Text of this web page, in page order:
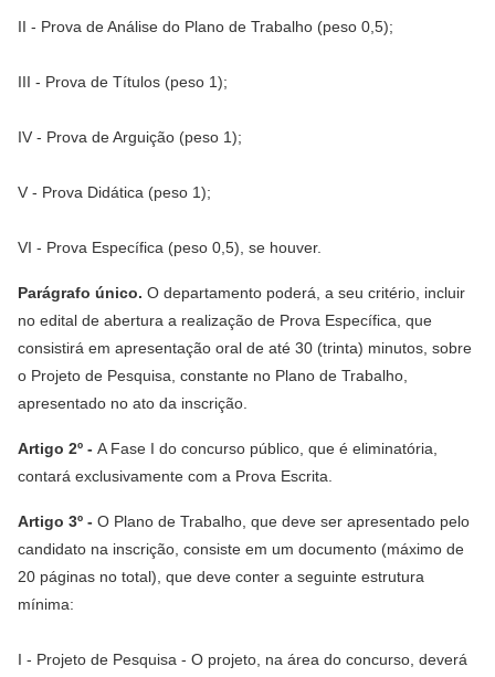
II - Prova de Análise do Plano de Trabalho (peso 0,5);
III - Prova de Títulos (peso 1);
IV - Prova de Arguição (peso 1);
V - Prova Didática (peso 1);
VI - Prova Específica (peso 0,5), se houver.
Parágrafo único. O departamento poderá, a seu critério, incluir
no edital de abertura a realização de Prova Específica, que
consistirá em apresentação oral de até 30 (trinta) minutos, sobre
o Projeto de Pesquisa, constante no Plano de Trabalho,
apresentado no ato da inscrição.
Artigo 2º - A Fase I do concurso público, que é eliminatória,
contará exclusivamente com a Prova Escrita.
Artigo 3º - O Plano de Trabalho, que deve ser apresentado pelo
candidato na inscrição, consiste em um documento (máximo de
20 páginas no total), que deve conter a seguinte estrutura
mínima:
I - Projeto de Pesquisa - O projeto, na área do concurso, deverá